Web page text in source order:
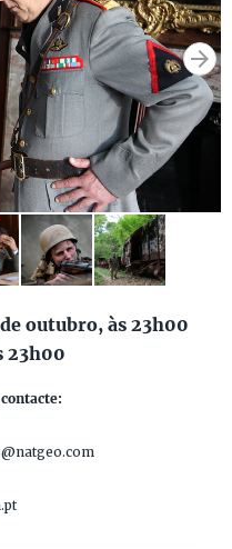
outubro, às 23h00
23h00